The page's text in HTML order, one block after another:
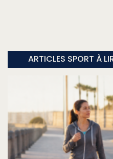
ARTICLES SPORT À